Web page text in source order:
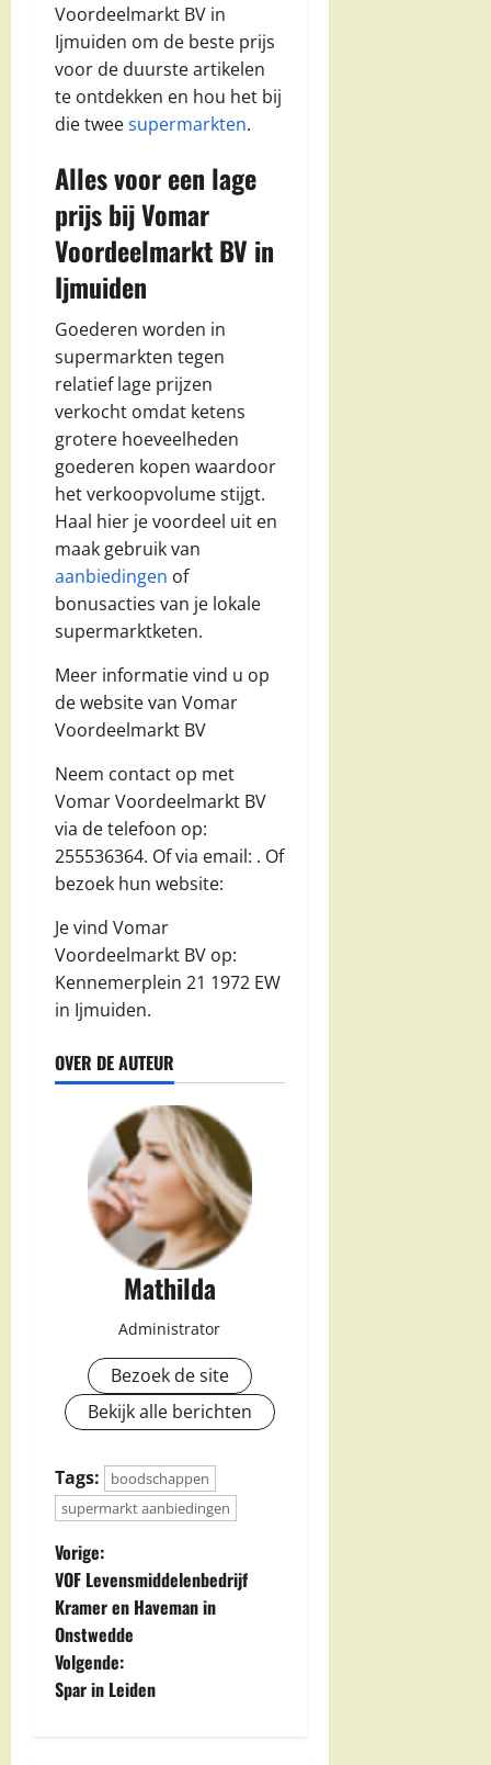
Voordeelmarkt BV in
Ijmuiden om de beste prijs
voor de duurste artikelen
te ontdekken en hou het bij
die tweesupermarkten.
Alles voor een lage
prijs bij Vomar
Voordeelmarkt BV in
Ijmuiden
Goederen worden in
supermarkten tegen
relatief lage prijzen
verkocht omdat ketens
grotere hoeveelheden
goederen kopen waardoor
het verkoopvolume stijgt.
Haal hier je voordeel uit en
maak gebruik van
aanbiedingen of
bonusacties van je lokale
supermarktketen.
Meer informatie vind u op
de website van Vomar
Voordeelmarkt BV
Neem contact op met
Vomar Voordeelmarkt BV
via de telefoon op:
255536364. Of via email: . Of
bezoek hun website:
Je vind Vomar
Voordeelmarkt BV op:
Kennemerplein 21 1972 EW
in Ijmuiden.
OVER DE AUTEUR
Mathilda
Administrator
Bezoek de site
Bekijk alle berichten
Tags:
boodschappen
supermarkt aanbiedingen
B
e
r
i
Vorige:
VOF Levensmiddelenbedrijf
Kramer en Haveman in
Onstwedde
Volgende:
Spar in Leiden